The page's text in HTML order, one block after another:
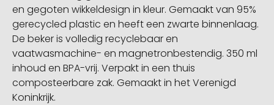
en gegoten wikkeldesign in kleur. Gemaakt van 95%
gerecycled plastic en heeft een zwarte binnenlaag.
De beker is volledig recyclebaar en
vaatwasmachine- en magnetronbestendig. 350 ml
inhoud en BPA-vrij. Verpakt in een thuis
composteerbare zak. Gemaakt in het Verenigd
Koninkrijk.